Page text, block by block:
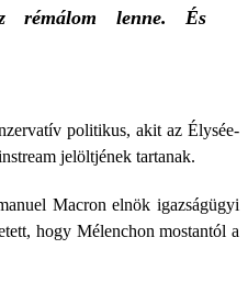
rémálom lenne. És
politikus, akit az Élysée-
jelöltjének tartanak.
Macron elnök igazságügyi
hogy Mélenchon mostantól a